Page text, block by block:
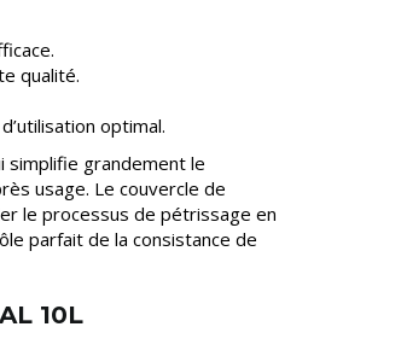
qualité.
optimal.
simplifie grandement le
usage. Le couvercle de
le processus de pétrissage en
parfait de la consistance de
10L